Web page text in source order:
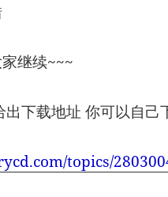
继续~~~
下载地址 你可以自己
topics/